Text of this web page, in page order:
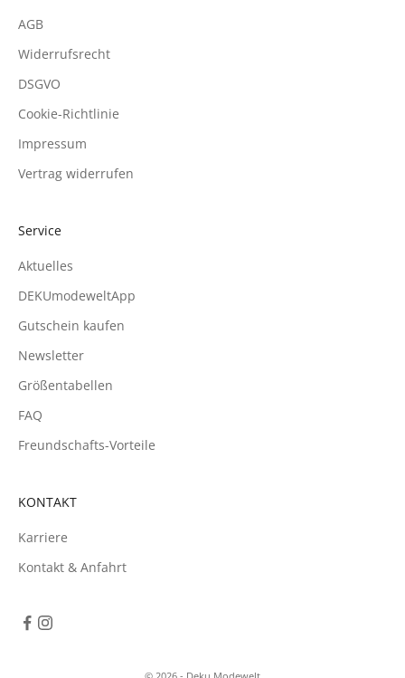
AGB
Widerrufsrecht
DSGVO
Cookie-Richtlinie
Impressum
Vertrag widerrufen
Service
Aktuelles
DEKUmodeweltApp
Gutschein kaufen
Newsletter
Größentabellen
FAQ
Freundschafts-Vorteile
KONTAKT
Karriere
Kontakt & Anfahrt